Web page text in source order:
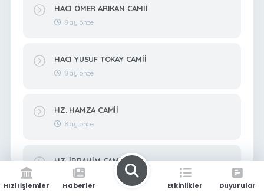
HACI ÖMER ARIKAN CAMİİ
8 ay önce
HACI YUSUF TOKAY CAMİİ
8 ay önce
HZ. HAMZA CAMİİ
8 ay önce
HZ. İBRAHİM CAMİİ
8 ay önce
Hızlı İşlemler Haberler Etkinlikler Duyurular